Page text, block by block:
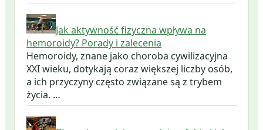
Jak aktywność fizyczna wpływa na
hemoroidy? Porady i zalecenia
Hemoroidy, znane jako choroba cywilizacyjna
XXI wieku, dotykają coraz większej liczby osób,
a ich przyczyny często związane są z trybem
życia. …